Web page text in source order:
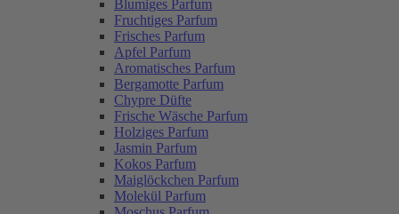
Blumiges Parfum
Fruchtiges Parfum
Frisches Parfum
Apfel Parfum
Aromatisches Parfum
Bergamotte Parfum
Chypre Düfte
Frische Wäsche Parfum
Holziges Parfum
Jasmin Parfum
Kokos Parfum
Maiglöckchen Parfum
Molekül Parfum